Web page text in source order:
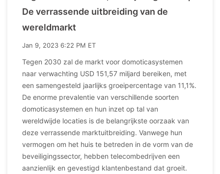
De verrassende uitbreiding van de
wereldmarkt
Jan 9, 2023 6:22 PM ET
Tegen 2030 zal de markt voor domoticasystemen
naar verwachting USD 151,57 miljard bereiken, met
een samengesteld jaarlijks groeipercentage van 11,1%.
De enorme prevalentie van verschillende soorten
domoticasystemen en hun inzet op tal van
wereldwijde locaties is de belangrijkste oorzaak van
deze verrassende marktuitbreiding. Vanwege hun
vermogen om het huis te betreden in de vorm van de
beveiligingssector, hebben telecombedrijven een
aanzienlijk en gevestigd klantenbestand dat groeit.